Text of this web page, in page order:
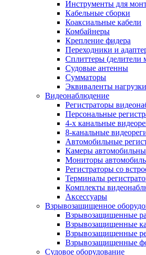
Инструменты для
Кабельные сборки
Коаксиальные кабели
Комбайнеры
Крепление фидера
Переходники и
Сплиттеры (делители
Судовые антенны
Сумматоры
Эквиваленты нагрузки
Видеонаблюдение
Регистраторы
Персональные
4-х канальные
8-канальные
Автомобильные
Камеры
Мониторы
Регистраторы со
Терминалы
Комплекты
Аксессуары
Взрывозащищенное
Взрывозащищенные
Взрывозащищенные
Взрывозащищенные
Взрывозащищенные
Судовое оборудование